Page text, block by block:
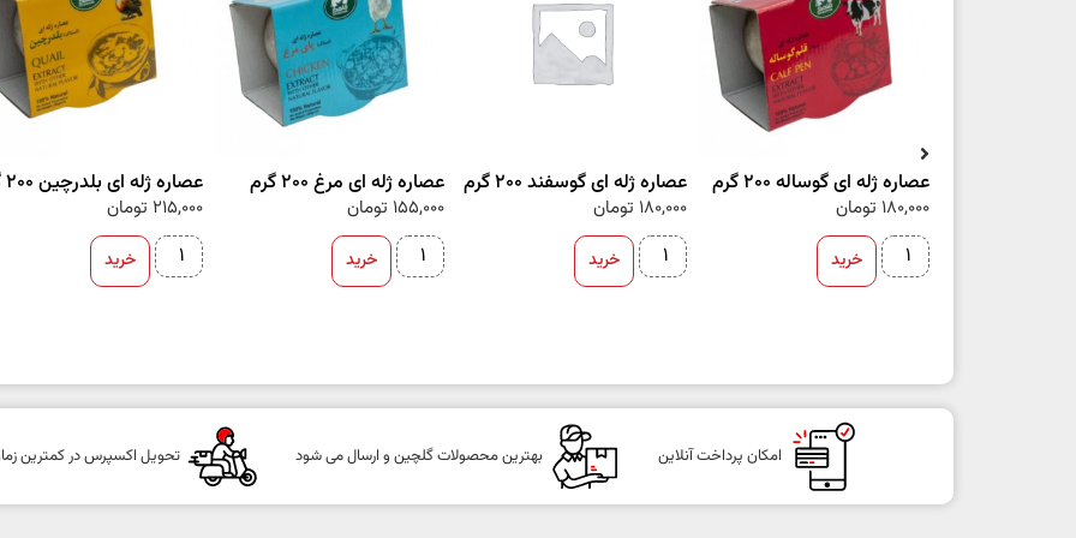
عصاره ژله ای گوساله 200 گرم
180,000 تومان
خرید
عصاره ژله ای گوسفند 200 گرم
180,000 تومان
خرید
عصاره ژله ای مرغ 200 گرم
155,000 تومان
خرید
عصاره ژله ای بلدرچین 200 گرم
215,000 تومان
خرید
امکان پرداخت آنلاین بهترین محصولات گلچین و ارسال می شود تحویل اکسپرس در کمترین